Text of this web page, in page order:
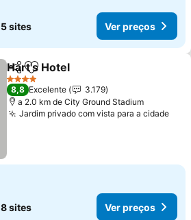
5 sites Ver preços
PartilharAdicionar aos favoritos
Hart's Hotel
4 Estrelas
8,8 Excelente
3.179
a 2.0 km de City Ground Stadium
Jardim privado com vista para a cidade
8 sites Ver preços